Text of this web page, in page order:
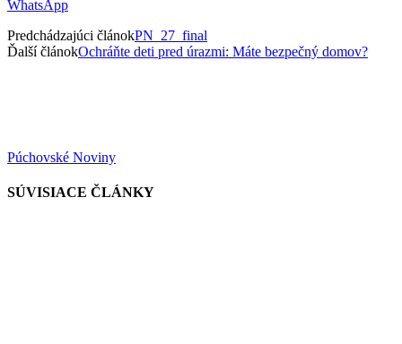
WhatsApp
Predchádzajúci článokPN_27_final
Ďalší článokOchráňte deti pred úrazmi: Máte bezpečný domov?
Púchovské Noviny
SÚVISIACE ČLÁNKY